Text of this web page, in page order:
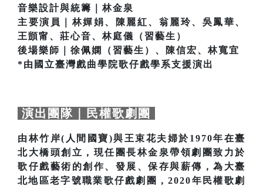
音樂設計與統籌｜林金泉
主要演員｜林嬋娟、陳麗紅、翁麗玲、吳鳳華、
王顗甯、莊心音、林庭儀（習藝生）
後場樂師｜徐佩嫻（習藝生）、陳信宏、林寬宜
*由國立臺灣戲曲學院歌仔戲學系支援演出
演出團隊｜民權歌劇團
由林竹岸(人間國寶)與王束花夫婦於1970年在臺
北大橋頭創立，現任團長林金泉帶領劇團致力於
歌仔戲藝術的創作、發展、保存與薪傳，為大臺
北地區老字號職業歌仔戲劇團，2020年民權歌劇